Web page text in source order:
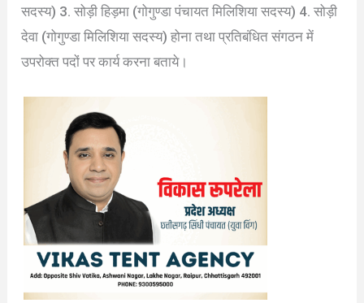
सदस्य) 3. सोड़ी हिड़मा (गोगुण्डा पंचायत मिलिशिया सदस्य) 4. सोड़ी
देवा (गोगुण्डा मिलिशिया सदस्य) होना तथा प्रतिबंधित संगठन में
उपरोक्त पदों पर कार्य करना बताये।